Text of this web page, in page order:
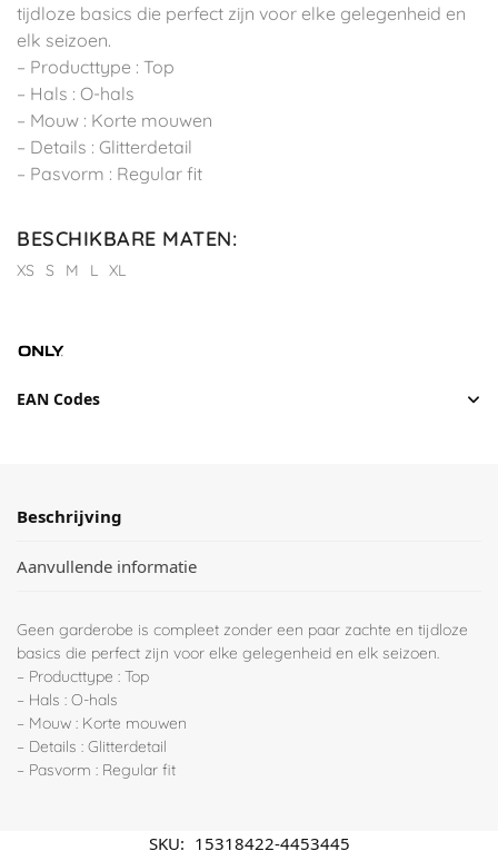
tijdloze basics die perfect zijn voor elke gelegenheid en
elk seizoen.
– Producttype : Top
– Hals : O-hals
– Mouw : Korte mouwen
– Details : Glitterdetail
– Pasvorm : Regular fit
BESCHIKBARE MATEN:
XS S M L XL
EAN Codes
Beschrijving
Aanvullende informatie
Geen garderobe is compleet zonder een paar zachte en tijdloze
basics die perfect zijn voor elke gelegenheid en elk seizoen.
– Producttype : Top
– Hals : O-hals
– Mouw : Korte mouwen
– Details : Glitterdetail
– Pasvorm : Regular fit
SKU: 15318422-4453445